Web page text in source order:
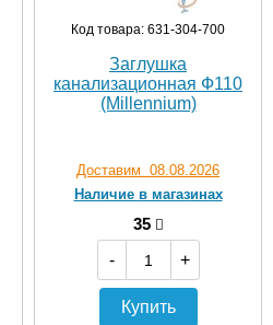
Код товара: 631-304-700
Заглушка
канализационная Ф110
(Millennium)
Доставим 08.08.2026
Наличие в магазинах
35
-
+
Купить